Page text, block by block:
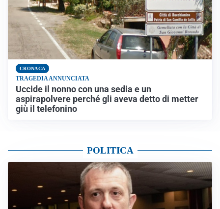
CRONACA
TRAGEDIA ANNUNCIATA
Uccide il nonno con una sedia e un
aspirapolvere perché gli aveva detto di metter
giù il telefonino
POLITICA